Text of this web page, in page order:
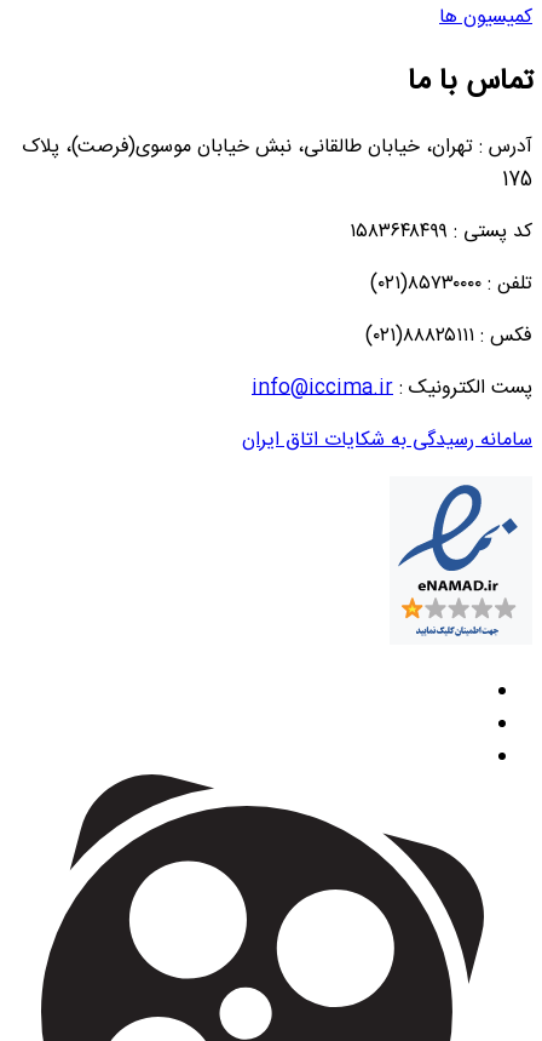
کمیسیون ها
تماس با ما
آدرس : تهران، خیابان طالقانی، نبش خیابان موسوی(فرصت)، پلاک
175
کد پستی : ۱۵۸۳۶۴۸۴۹۹
تلفن : ۸۵۷۳۰۰۰۰(۰۲۱)
فکس : ۸۸۸۲۵۱۱۱(۰۲۱)
پست الکترونیک :info@iccima.ir
سامانه رسیدگی به شکایات اتاق ایران